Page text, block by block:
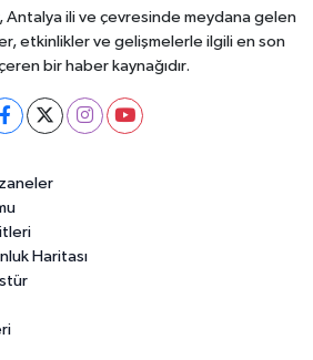
ili ve çevresinde meydana gelen
etkinlikler ve gelişmelerle ilgili en son
bir haber kaynağıdır.
Haritası